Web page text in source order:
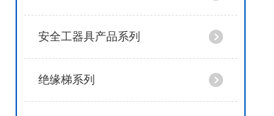
安全工器具产品系列
绝缘梯系列